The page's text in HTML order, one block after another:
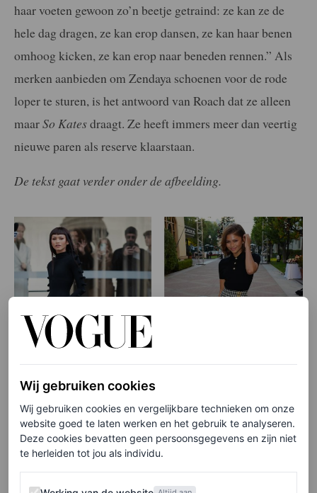
haar voeten gewoon zo’n beetje getraind: ze kan ze de
hele dag dragen, ze kan erop dansen, ze kan haar benen
omhoog kicken, ze kan erop naar beneden rennen.” Als
merken aanbieden om Zendaya schoenen voor de rode
loper te sturen, is het antwoord van Roach dat ze alleen
maarSo Katesdraagt. Ze heeft immers meer dan veertig
nieuwe paren als reserve klaarstaan.
De tekst gaat verder onder de afbeelding.
©GETTY IMAGES
Wij gebruiken cookies
Wij gebruiken cookies en vergelijkbare technieken om onze
website goed te laten werken en het gebruik te analyseren.
Deze cookies bevatten geen persoonsgegevens en zijn niet
te herleiden tot jou als individu.
Werking van de website